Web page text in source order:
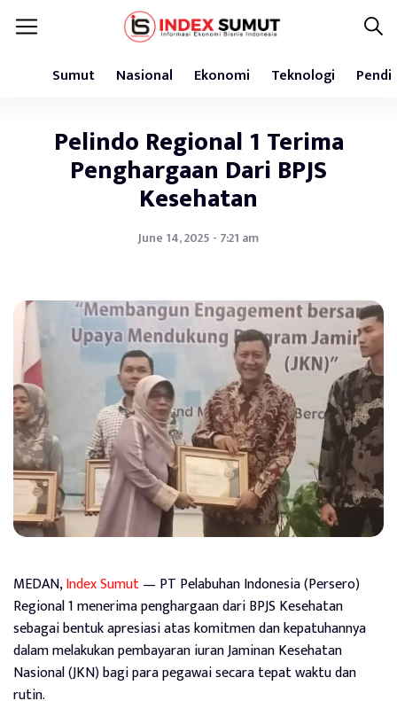
Sumut Nasional Ekonomi Teknologi
Pelindo Regional 1 Terima
Penghargaan Dari BPJS
Kesehatan
June 14, 2025 - 7:21 am
MEDAN,Index Sumut— PT Pelabuhan Indonesia (Persero)
Regional 1 menerima penghargaan dari BPJS Kesehatan
sebagai bentuk apresiasi atas komitmen dan kepatuhannya
dalam melakukan pembayaran iuran Jaminan Kesehatan
Nasional (JKN) bagi para pegawai secara tepat waktu dan
rutin.